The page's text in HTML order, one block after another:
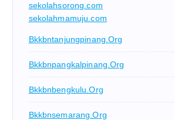
sekolahsorong.com
sekolahmamuju.com
Bkkbntanjungpinang.org
Bkkbnpangkalpinang.org
Bkkbnbengkulu.org
Bkkbnsemarang.org